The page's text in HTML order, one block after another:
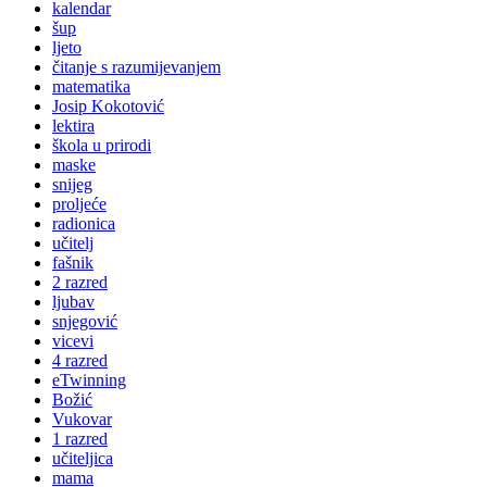
kalendar
šup
ljeto
čitanje s razumijevanjem
matematika
Josip Kokotović
lektira
škola u prirodi
maske
snijeg
proljeće
radionica
učitelj
fašnik
2 razred
ljubav
snjegović
vicevi
4 razred
eTwinning
Božić
Vukovar
1 razred
učiteljica
mama